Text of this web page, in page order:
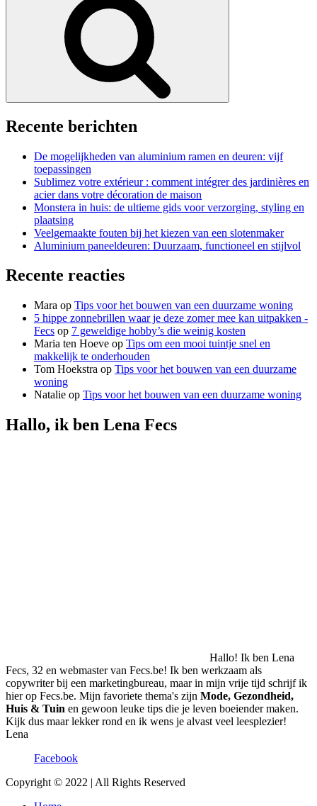
Recente berichten
De mogelijkheden van aluminium ramen en deuren: vijf
toepassingen
Sublimez votre extérieur : comment intégrer des jardinières en
acier dans votre décoration de maison
Monstera in huis: de ultieme gids voor verzorging, styling en
plaatsing
Veelgemaakte fouten bij het kiezen van een slotenmaker
Aluminium paneeldeuren: Duurzaam, functioneel en stijlvol
Recente reacties
Mara op Tips voor het bouwen van een duurzame woning
5 hippe zonnebrillen waar je deze zomer mee kan uitpakken -
Fecs op 7 geweldige hobby’s die weinig kosten
Maria ten Hoeve op Tips om een mooi tuintje snel en
makkelijk te onderhouden
Tom Hoekstra op Tips voor het bouwen van een duurzame
woning
Natalie op Tips voor het bouwen van een duurzame woning
Hallo, ik ben Lena Fecs
Hallo! Ik ben Lena
Fecs, 32 en webmaster van Fecs.be! Ik ben werkzaam als
copywriter bij een marketingbureau, maar in mijn vrije tijd schrijf ik
hier op Fecs.be. Mijn favoriete thema's zijn Mode, Gezondheid,
Huis & Tuin en gewoon leuke tips die je leven boeiender maken.
Kijk dus maar lekker rond en ik wens je alvast veel leesplezier!
Lena
Facebook
Copyright © 2022 | All Rights Reserved